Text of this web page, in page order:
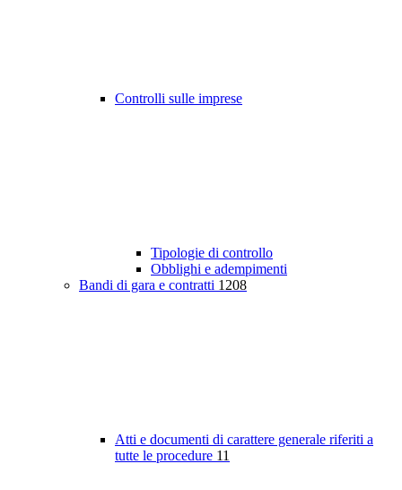
Controlli sulle imprese
Tipologie di controllo
Obblighi e adempimenti
Bandi di gara e contratti 1208
Atti e documenti di carattere generale riferiti a
tutte le procedure 11